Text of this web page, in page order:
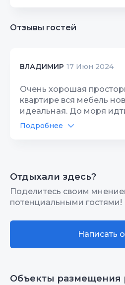
Отзывы гостей
ВЛАДИМИР 17 Июн 2024
Очень хорошая
квартире вся мебель
идеальная. До моря
Спасибо большое Вам
месяца приедем снова к
Подробнее
Отдыхали здесь?
Поделитесь своим
потенциальными гостями!
Написать
Объекты размещения